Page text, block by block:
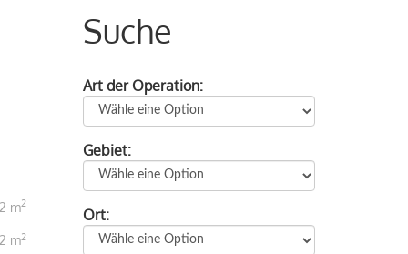
m2
m2
Suche
Art der Operation:
Gebiet:
Ort: